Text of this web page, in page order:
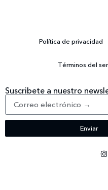
Política de privacidad
Términos del
Suscribete a nuestro
Enviar